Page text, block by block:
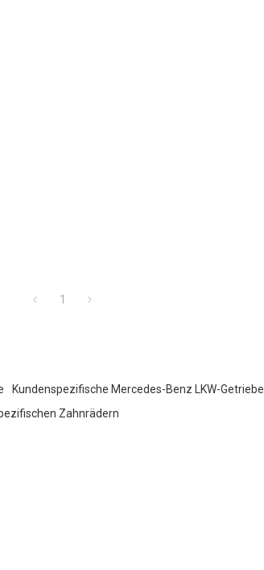
1
Kundenspezifische Mercedes-Benz LKW-Getriebe
Zahnrädern